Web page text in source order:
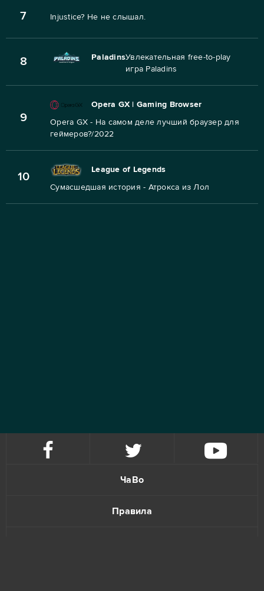
7 Injustice? Не не слышал.
8 PaladinsУвлекательная free-to-play
игра Paladins
9
Opera GX | Gaming Browser
Opera GX - На самом деле лучший браузер для
геймеров?/2022
10
League of Legends
Сумасшедшая история - Атрокса из Лол
ЧаВо
Правила